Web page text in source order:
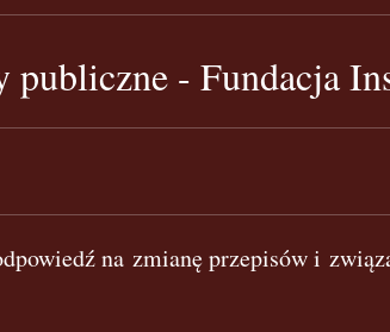
- Fundacja
na zmianę przepisów i